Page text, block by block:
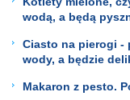
wodą, a będą
Ciasto na pierogi -
wody, a będzie
Makaron z pesto.